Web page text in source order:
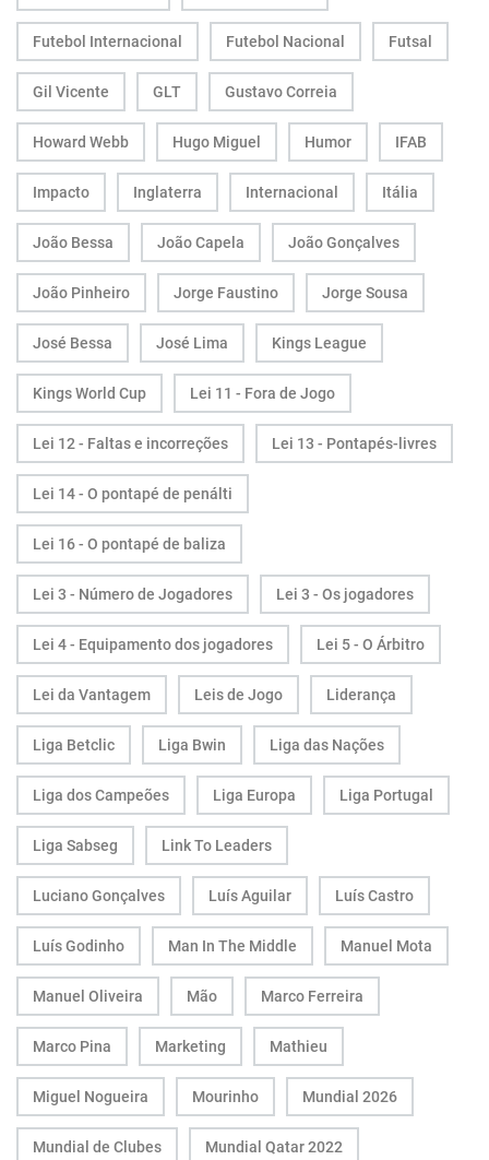
Futebol Internacional Futebol Nacional Futsal
Gil Vicente GLT Gustavo Correia
Howard Webb Hugo Miguel Humor IFAB
Impacto Inglaterra Internacional Itália
João Bessa João Capela João Gonçalves
João Pinheiro Jorge Faustino Jorge Sousa
José Bessa José Lima Kings League
Kings World Cup Lei 11 - Fora de Jogo
Lei 12 - Faltas e incorreções Lei 13 - Pontapés-livres
Lei 14 - O pontapé de penálti
Lei 16 - O pontapé de baliza
Lei 3 - Número de Jogadores Lei 3 - Os jogadores
Lei 4 - Equipamento dos jogadores Lei 5 - O Árbitro
Lei da Vantagem Leis de Jogo Liderança
Liga Betclic Liga Bwin Liga das Nações
Liga dos Campeões Liga Europa Liga Portugal
Liga Sabseg Link To Leaders
Luciano Gonçalves Luís Aguilar Luís Castro
Luís Godinho Man In The Middle Manuel Mota
Manuel Oliveira Mão Marco Ferreira
Marco Pina Marketing Mathieu
Miguel Nogueira Mourinho Mundial 2026
Mundial de Clubes Mundial Qatar 2022